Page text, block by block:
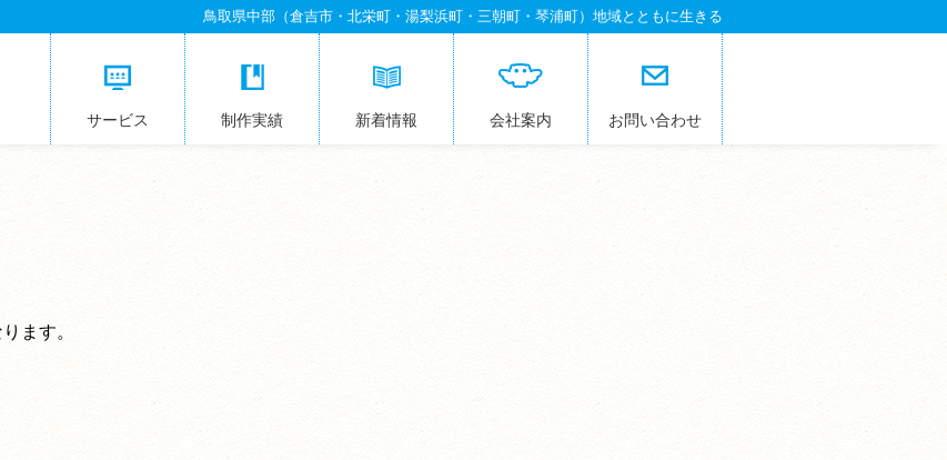
鳥取県中部（倉吉市・北栄町・湯梨浜町・三朝町・琴浦町）地域とともに生きる
サービス 制作実績 新着情報 会社案内 お問い合わせ
ます。